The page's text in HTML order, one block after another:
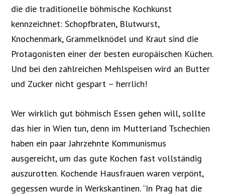
die die traditionelle böhmische Kochkunst
kennzeichnet: Schopfbraten, Blutwurst,
Knochenmark, Grammelknödel und Kraut sind die
Protagonisten einer der besten europäischen Küchen.
Und bei den zahlreichen Mehlspeisen wird an Butter
und Zucker nicht gespart – herrlich!
Wer wirklich gut böhmisch Essen gehen will, sollte
das hier in Wien tun, denn im Mutterland Tschechien
haben ein paar Jahrzehnte Kommunismus
ausgereicht, um das gute Kochen fast vollständig
auszurotten. Kochende Hausfrauen waren verpönt,
gegessen wurde in Werkskantinen. “In Prag hat die